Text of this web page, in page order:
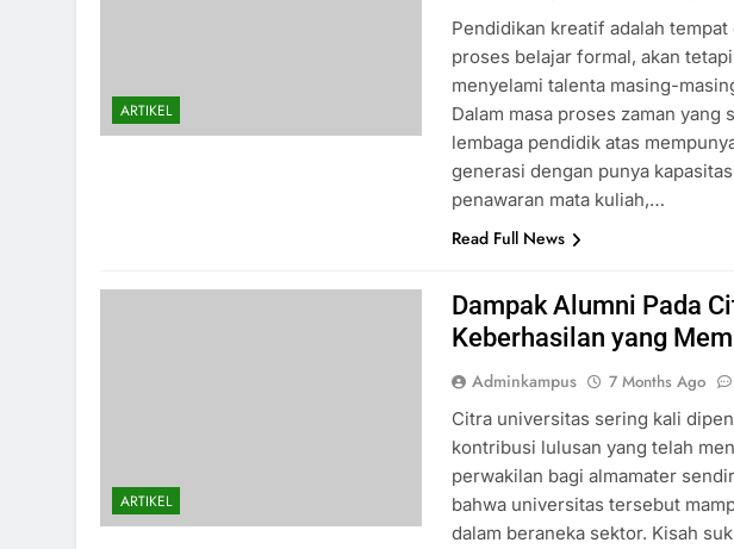
ARTIKEL
Pendidikan kreatif adalah
proses belajar formal, akan
menyelami talenta masing-
Dalam masa proses zaman yang
lembaga pendidik atas
generasi dengan punya
penawaran mata kuliah,…
Read Full News
ARTIKEL
Dampak Alumni Pada
Keberhasilan yang
Adminkampus 7 Months Ago
Citra universitas sering kali
kontribusi lulusan yang telah
perwakilan bagi almamater
bahwa universitas tersebut
dalam beraneka sektor. Kisah